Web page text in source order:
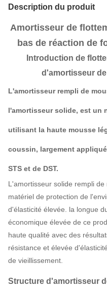
Description du produit
Amortisseur de
bas de réaction de
Introduction de
d'amortisseur
L'amortisseur rempli de
l'amortisseur solide, est un
utilisant la haute mousse
coussin, largement
STS et de DST.
L'amortisseur solide rempli
matériel de protection de
d'élasticité élevée. la longue
économique élevée de ce
haute qualité avec des
résistance et élevée
de vieillissement.
Structure d'amortisseur